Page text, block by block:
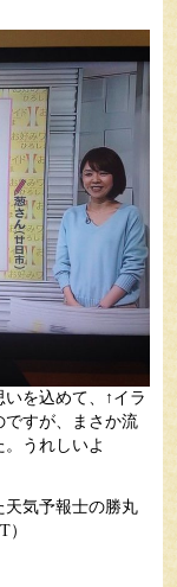
を込めて、↑イラ
ですが、まさか流
うれしいよ
天気予報士の勝丸